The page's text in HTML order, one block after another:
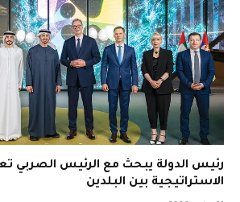
رئيس الدولة يبحث مع الرئيس الصربي
الاستراتيجية بين البلدين